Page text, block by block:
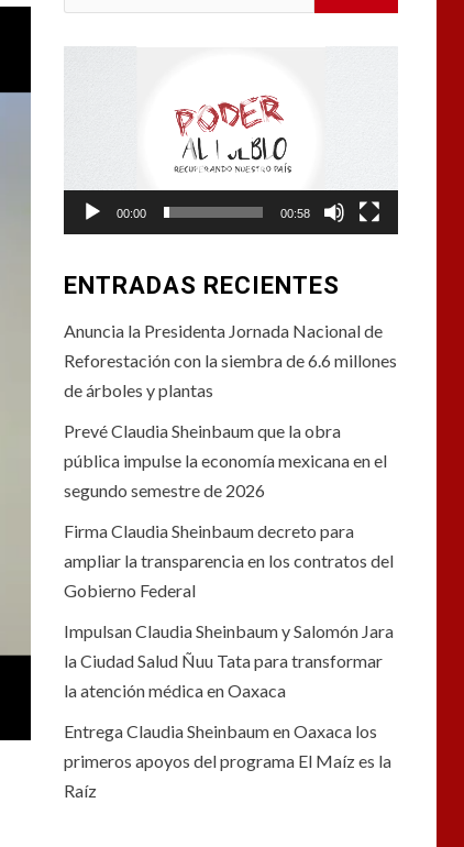
00:00 00:58
ENTRADAS RECIENTES
Anuncia la Presidenta Jornada Nacional de
Reforestación con la siembra de 6.6 millones
de árboles y plantas
Prevé Claudia Sheinbaum que la obra
pública impulse la economía mexicana en el
segundo semestre de 2026
Firma Claudia Sheinbaum decreto para
ampliar la transparencia en los contratos del
Gobierno Federal
Impulsan Claudia Sheinbaum y Salomón Jara
la Ciudad Salud Ñuu Tata para transformar
la atención médica en Oaxaca
Entrega Claudia Sheinbaum en Oaxaca los
primeros apoyos del programa El Maíz es la
Raíz